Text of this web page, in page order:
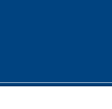
escrita de su titular. Reproduction in